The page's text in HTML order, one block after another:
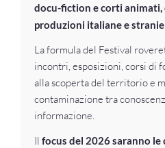
docu-fiction e corti
produzioni italiane e
La formula del Festival
incontri, esposizioni, corsi di
alla scoperta del territorio e
contaminazione tra
informazione.
Il focus del 2026 saranno le